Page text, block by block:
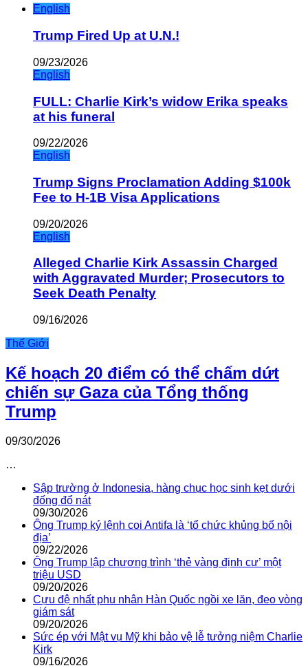
English
Trump Fired Up at U.N.!
09/23/2026
English
FULL: Charlie Kirk’s widow Erika speaks
at his funeral
09/22/2026
English
Trump Signs Proclamation Adding $100k
Fee to H-1B Visa Applications
09/20/2026
English
Alleged Charlie Kirk Assassin Charged
with Aggravated Murder; Prosecutors to
Seek Death Penalty
09/16/2026
Thế Giới
Kế hoạch 20 điểm có thể chấm dứt
chiến sự Gaza của Tổng thống
Trump
09/30/2026
…
Sập trường ở Indonesia, hàng chục học sinh kẹt dưới
đống đổ nát
09/30/2026
Ông Trump ký lệnh coi Antifa là ‘tổ chức khủng bố nội
địa’
09/22/2026
Ông Trump lập chương trình ‘thẻ vàng định cư’ một
triệu USD
09/20/2026
Cựu đệ nhất phu nhân Hàn Quốc ngồi xe lăn, đeo vòng
giám sát
09/20/2026
Sức ép với Mật vụ Mỹ khi bảo vệ lễ tưởng niệm Charlie
Kirk
09/16/2026